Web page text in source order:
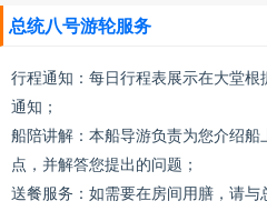
总统八号游轮服务
行程通知：每日行程表展示在大堂
通知；
船陪讲解：本船导游负责为您介绍
点，并解答您提出的问题；
送餐服务：如需要在房间用膳，请与